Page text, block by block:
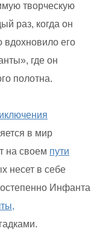
творческую
раз, когда он
вдохновило его
где он
полотна.
в мир
на своем пути
несет в себе
Инфанта